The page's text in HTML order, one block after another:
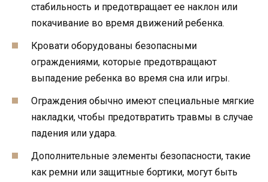
стабильность и предотвращает ее наклон или
покачивание во время движений ребенка.
Кровати оборудованы безопасными
ограждениями, которые предотвращают
выпадение ребенка во время сна или игры.
Ограждения обычно имеют специальные мягкие
накладки, чтобы предотвратить травмы в случае
падения или удара.
Дополнительные элементы безопасности, такие
как ремни или защитные бортики, могут быть